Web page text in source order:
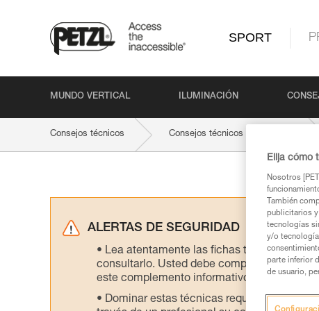
SPORT
MUNDO VERTICAL ILUMINACIÓN
Consejos técnicos Consejos técnicos por producto
ALERTAS DE SEGURIDAD
Lea atentamente las fichas técnicas de
consultarlo. Usted debe comprender la
este complemento informativo.
Dominar estas técnicas requiere una
Elija cómo
Nosotros
También
publicitarios y
tecnologías
y/o
parte inferior
de usuario,